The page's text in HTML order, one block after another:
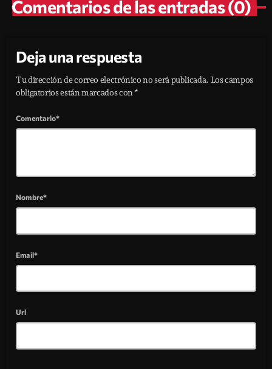
Comentarios de las entradas (0)
Deja una respuesta
Tu dirección de correo electrónico no será publicada. Los campos
obligatorios están marcados con *
Comentario*
Nombre*
Email*
Url